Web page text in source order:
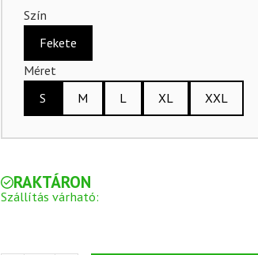
Szín
Fekete
Méret
S
M L XL XXL
RAKTÁRON
Szállítás várható: